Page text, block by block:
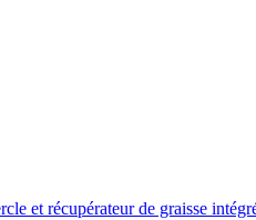
et récupérateur de graisse